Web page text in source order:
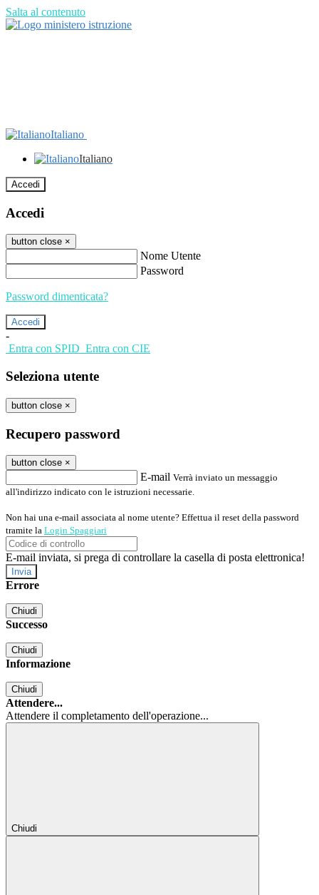
Salta al contenuto
Italiano
Italiano
Accedi
Accedi
button close ×
Nome Utente
Password
Password dimenticata?
-
Entra con SPID Entra con CIE
Seleziona utente
button close ×
Recupero password
button close ×
E-mail Verrà inviato un messaggio
all'indirizzo indicato con le istruzioni necessarie.
Non hai una e-mail associata al nome utente? Effettua il reset della password
tramite la Login Spaggiari
E-mail inviata, si prega di controllare la casella di posta elettronica!
Errore
Chiudi
Successo
Chiudi
Informazione
Chiudi
Attendere...
Attendere il completamento dell'operazione...
Chiudi